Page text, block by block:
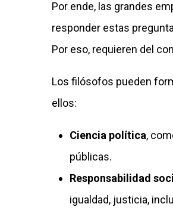
Por ende, las grandes
responder estas
Por eso, requieren del
Los filósofos pueden
ellos:
Ciencia política,
públicas.
Responsabilidad
igualdad, justicia,